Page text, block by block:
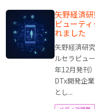
矢野経済
ピューテ
れました
矢野経済研
ルセラピュ
年12月発刊
DTx開発企
とし...